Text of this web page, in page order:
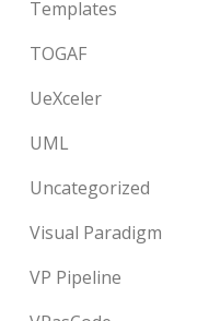
Templates
TOGAF
UeXceler
UML
Uncategorized
Visual Paradigm
VP Pipeline